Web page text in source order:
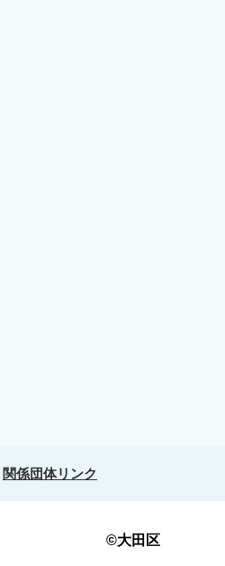
関係団体リンク
©大田区